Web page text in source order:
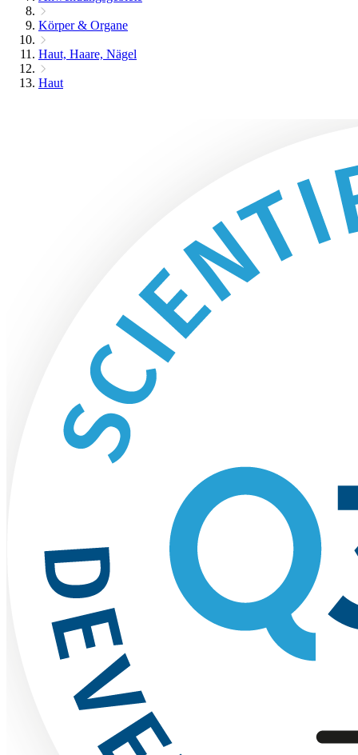
Körper & Organe
Haut, Haare, Nägel
Haut